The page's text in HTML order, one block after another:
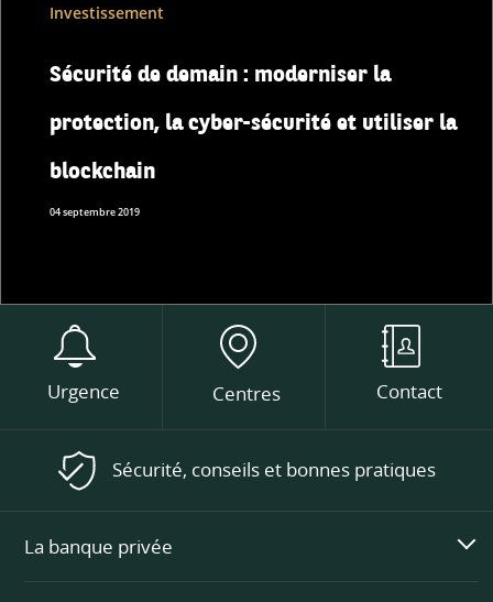
Investissement
Sécurité de demain : moderniser la
protection, la cyber-sécurité et utiliser la
blockchain
04 septembre 2019
Urgence Centres Contact
Sécurité, conseils et bonnes pratiques
La banque privée